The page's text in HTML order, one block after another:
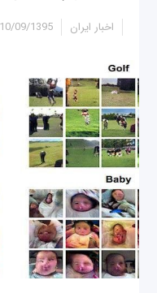
10/09/1395 - 14:06 اخبار ایران